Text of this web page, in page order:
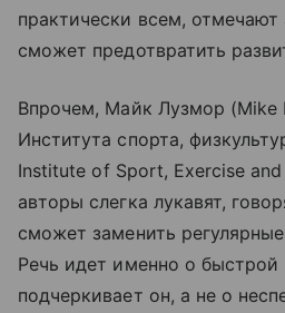
практически всем,
сможет предотвратить
Впрочем, Майк Лузмор (Mike
Института спорта,
Institute of Sport, Exercise and
авторы слегка лукавят,
сможет заменить
Речь идет именно о быстрой
подчеркивает он, а не о